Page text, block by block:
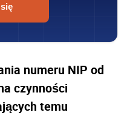
numeru NIP od
czynności
temu